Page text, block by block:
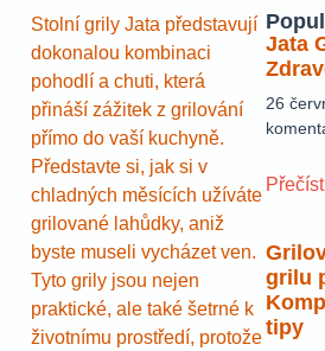
Stolní grily Jata představují
dokonalou kombinaci
pohodlí a chuti, která
přináší zážitek z grilování
přímo do vaší kuchyně.
Představte si, jak si v
chladných měsících užíváte
grilované lahůdky, aniž
byste museli vycházet ven.
Tyto grily jsou nejen
praktické, ale také šetrné k
životnímu prostředí, protože
Jata
26
grilu
tipy